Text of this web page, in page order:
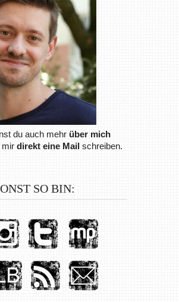
du auch mehr über mich
mirdirekt eine Mail schreiben.
SO BIN: